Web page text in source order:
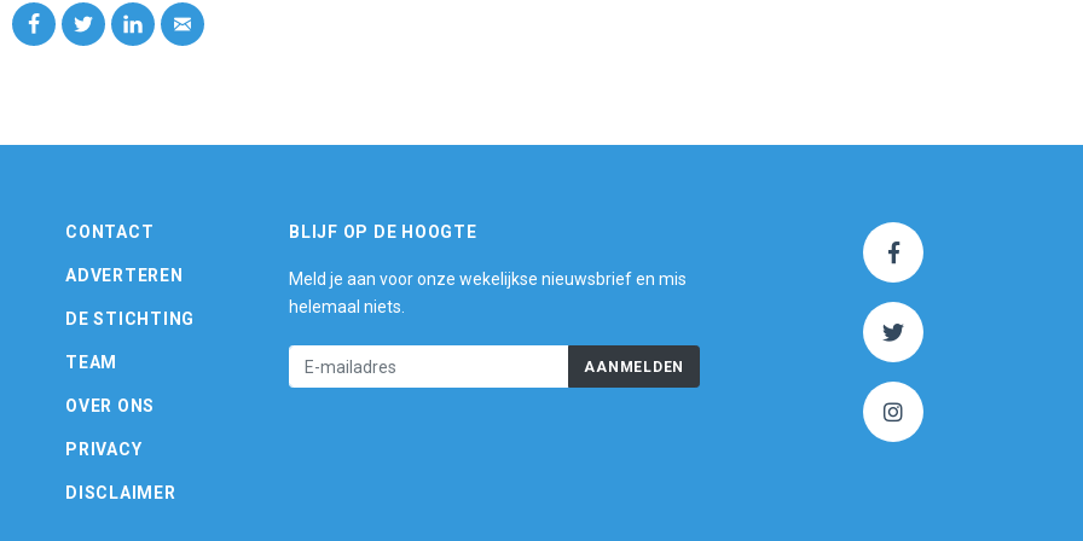
CONTACT
ADVERTEREN
DE STICHTING
TEAM
OVER ONS
PRIVACY
DISCLAIMER
BLIJF OP DE HOOGTE
Meld je aan voor onze wekelijkse nieuwsbrief en mis
helemaal niets.
AANMELDEN